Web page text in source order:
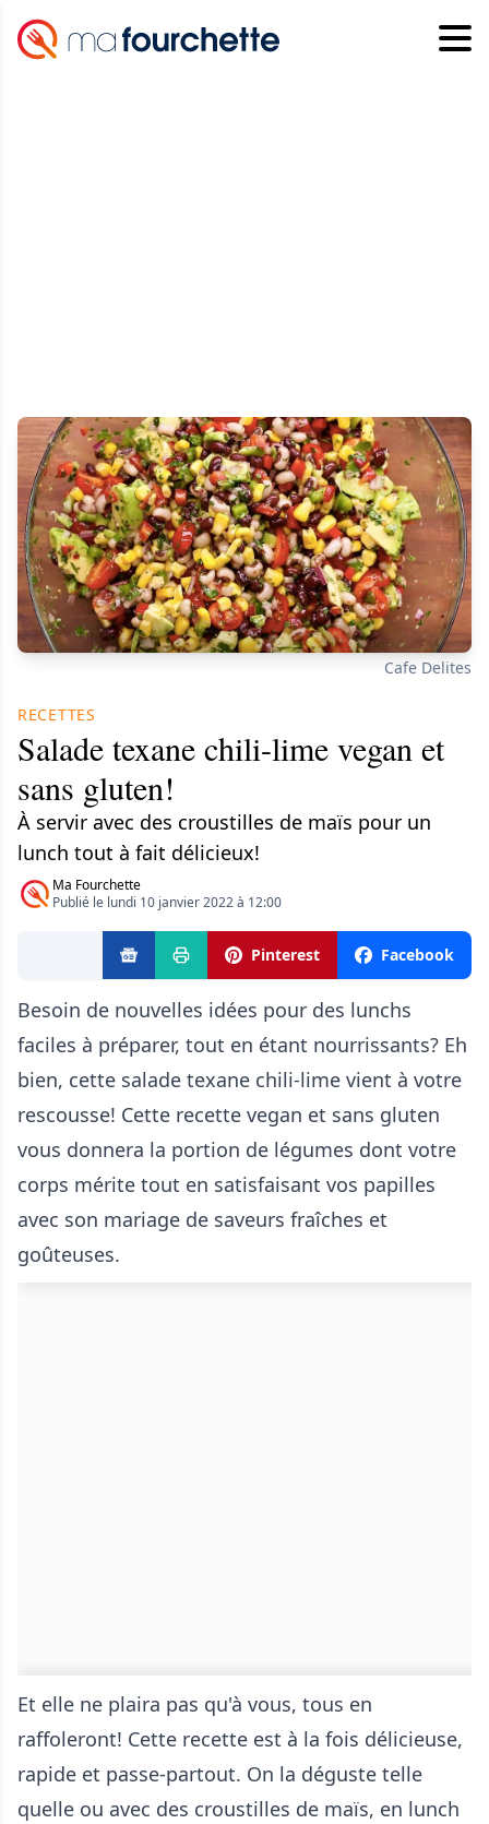
Cafe Delites
RECETTES
Salade texane chili-lime vegan et
sans gluten!
À servir avec des croustilles de maïs pour un
lunch tout à fait délicieux!
Ma Fourchette
Publié le lundi 10 janvier 2022 à 12:00
Pinterest Facebook
Besoin de nouvelles idées pour des lunchs
faciles à préparer, tout en étant nourrissants? Eh
bien, cette salade texane chili-lime vient à votre
rescousse! Cette recette vegan et sans gluten
vous donnera la portion de légumes dont votre
corps mérite tout en satisfaisant vos papilles
avec son mariage de saveurs fraîches et
goûteuses.
Et elle ne plaira pas qu'à vous, tous en
raffoleront! Cette recette est à la fois délicieuse,
rapide et passe-partout. On la déguste telle
quelle ou avec des croustilles de maïs, en lunch